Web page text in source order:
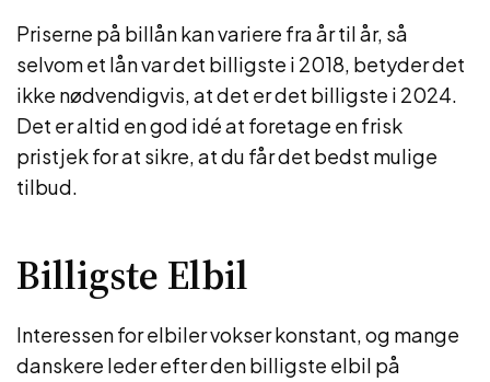
Priserne på billån kan variere fra år til år, så
selvom et lån var det billigste i 2018, betyder det
ikke nødvendigvis, at det er det billigste i 2024.
Det er altid en god idé at foretage en frisk
pristjek for at sikre, at du får det bedst mulige
tilbud.
Billigste Elbil
Interessen for elbiler vokser konstant, og mange
danskere leder efter den billigste elbil på